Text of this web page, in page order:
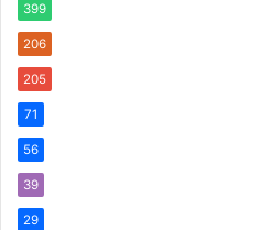
399
206
205
71
56
39
29